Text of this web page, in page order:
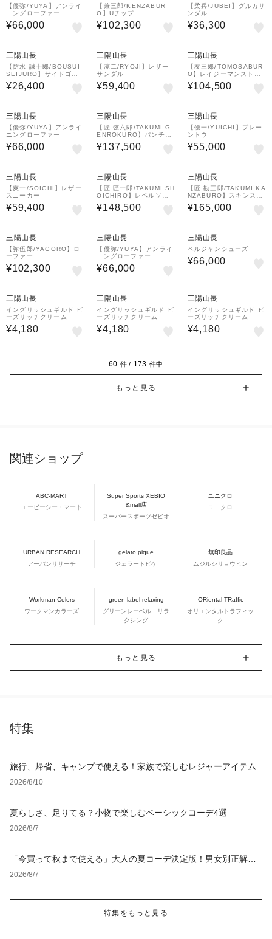
【優弥/YUYA】アンライ
ニングローファー
¥66,000
【兼三郎/KENZABUR
O】Uチップ
¥102,300
【柔兵/JUBEI】グルカサ
ンダル
¥36,300
三陽山長
【防水 誠十郎/BOUSUI
SEIJURO】サイドゴア
ブーツ
¥26,400
三陽山長
【涼二/RYOJI】レザー
サンダル
¥59,400
三陽山長
【友三郎/TOMOSABUR
O】レイジーマンストレ
ートチップ
¥104,500
三陽山長
【優弥/YUYA】アンライ
ニングローファー
¥66,000
三陽山長
【匠 弦六郎/TAKUMI G
ENROKURO】パンチド
キャップトゥ
¥137,500
三陽山長
【優一/YUICHI】プレー
ントウ
¥55,000
三陽山長
【爽一/SOICHI】レザー
スニーカー
¥59,400
三陽山長
【匠 匠一郎/TAKUMI SH
OICHIRO】レベルソス
トレートチップ
¥148,500
三陽山長
【匠 勘三郎/TAKUMI KA
NZABURO】スキンステ
ッチUチップ
¥165,000
三陽山長
【弥伍郎/YAGORO】ロ
ーファー
¥102,300
三陽山長
【優弥/YUYA】アンライ
ニングローファー
¥66,000
三陽山長
ベルジャンシューズ
¥66,000
三陽山長
イングリッシュギルド ビ
ーズリッチクリーム
¥4,180
三陽山長
イングリッシュギルド ビ
ーズリッチクリーム
¥4,180
三陽山長
イングリッシュギルド ビ
ーズリッチクリーム
¥4,180
60 件 / 173 件中
もっと見る
関連ショップ
ABC-MART
エービーシー・マート
Super Sports XEBIO
&mall店
スーパースポーツゼビオ
ユニクロ
ユニクロ
URBAN RESEARCH
アーバンリサーチ
gelato pique
ジェラートピケ
無印良品
ムジルシリョウヒン
Workman Colors
ワークマンカラーズ
green label relaxing
グリーンレーベル リラ
クシング
ORiental TRaffic
オリエンタルトラフィッ
ク
もっと見る
特集
旅行、帰省、キャンプで使える！家族で楽しむレジャーアイテム
2026/8/10
夏らしさ、足りてる？小物で楽しむベーシックコーデ4選
2026/8/7
「今買って秋まで使える」大人の夏コーデ決定版！男女別正解ス
タイルとNGな着こなし
2026/8/7
特集をもっと見る